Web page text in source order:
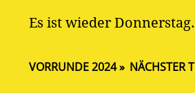
Es ist wieder
VORRUNDE 2024 NÄCHSTER